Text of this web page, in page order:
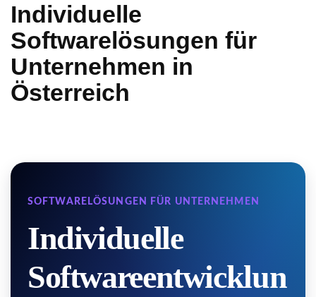
Individuelle
Softwarelösungen für
Unternehmen in
Österreich
SOFTWARELÖSUNGEN FÜR UNTERNEHMEN
Individuelle
Softwareentwicklun